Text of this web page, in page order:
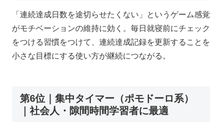
「連続達成日数を途切らせたくない」というゲーム感覚
がモチベーションの維持に効く。毎日就寝前にチェック
をつける習慣をつけて、連続達成記録を更新することを
小さな目標にする使い方が継続につながる。
第6位｜集中タイマー（ポモドーロ系）
｜社会人・隙間時間学習者に最適